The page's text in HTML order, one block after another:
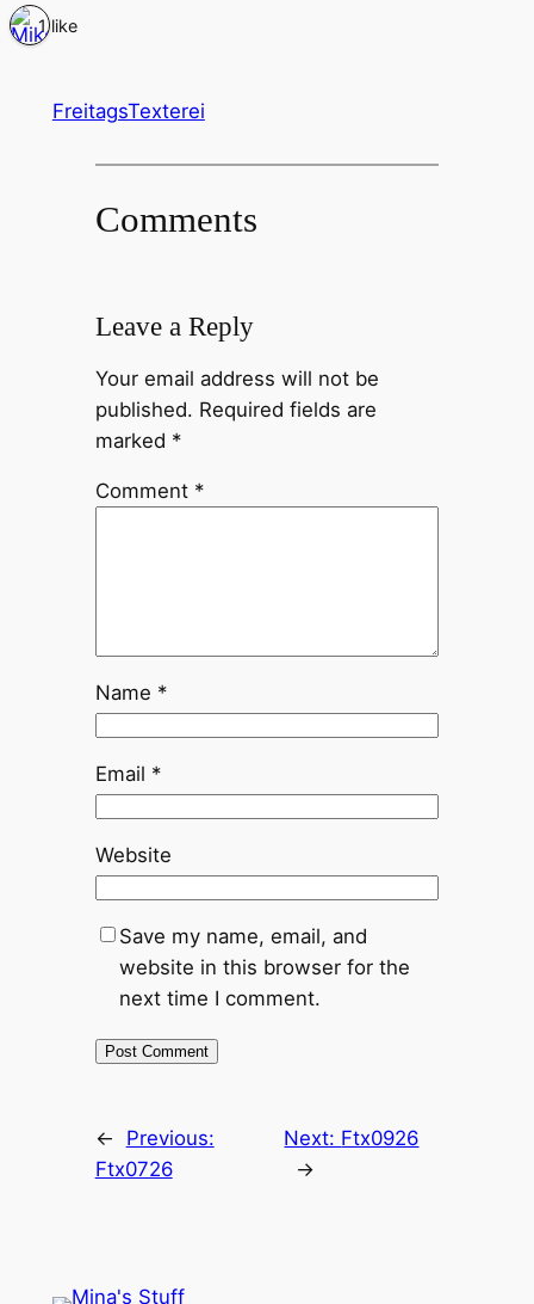
1 like
FreitagsTexterei
Comments
Leave a Reply
Your email address will not be
published. Required fields are
marked *
Comment *
Name *
Email *
Website
Save my name, email, and
website in this browser for the
next time I comment.
←
Previous:
Ftx0726
Next: Ftx0926
→